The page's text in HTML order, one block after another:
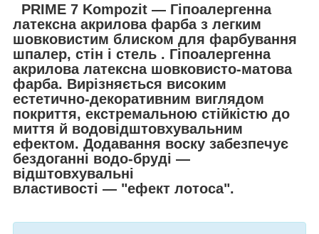
PRIME 7 Kompozit — Гіпоалергенна
латексна акрилова фарба з легким
шовковистим блиском для фарбування
шпалер, стін і стель . Гіпоалергенна
акрилова латексна шовковисто-матова
фарба. Вирізняється високим
естетично-декоративним виглядом
покриття, екстремальною стійкістю до
миття й водовідштовхувальним
ефектом. Додавання воску забезпечує
бездоганні водо-бруді —
відштовхувальні
властивості — "ефект лотоса".